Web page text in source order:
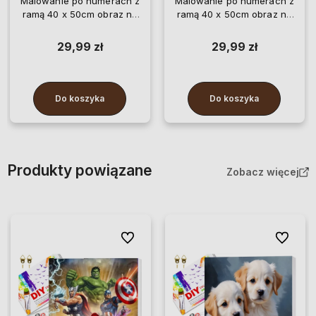
ramą 40 x 50cm obraz na
29,99 zł
Do koszyka
ramą 40 x 50cm obraz na
29,99 zł
Do koszyka
Produkty powiązane Zobacz więcej
Do ulubionych Do